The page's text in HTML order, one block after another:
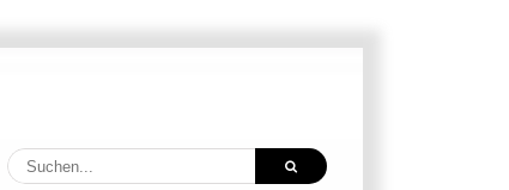
Suche
nach: